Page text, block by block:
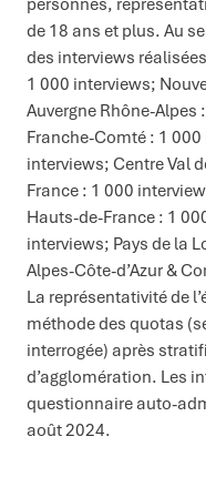
de 18 ans et plus. Au
des interviews
1 000 interviews;
Auvergne Rhône-Alpes
Franche-Comté : 1
interviews; Centre Val
France : 1 000
Hauts-de-France : 1
interviews; Pays de la
Alpes-Côte-d’Azur &
La représentativité de
méthode des quotas
interrogée) après
d’agglomération. Les
questionnaire auto-
août 2024.